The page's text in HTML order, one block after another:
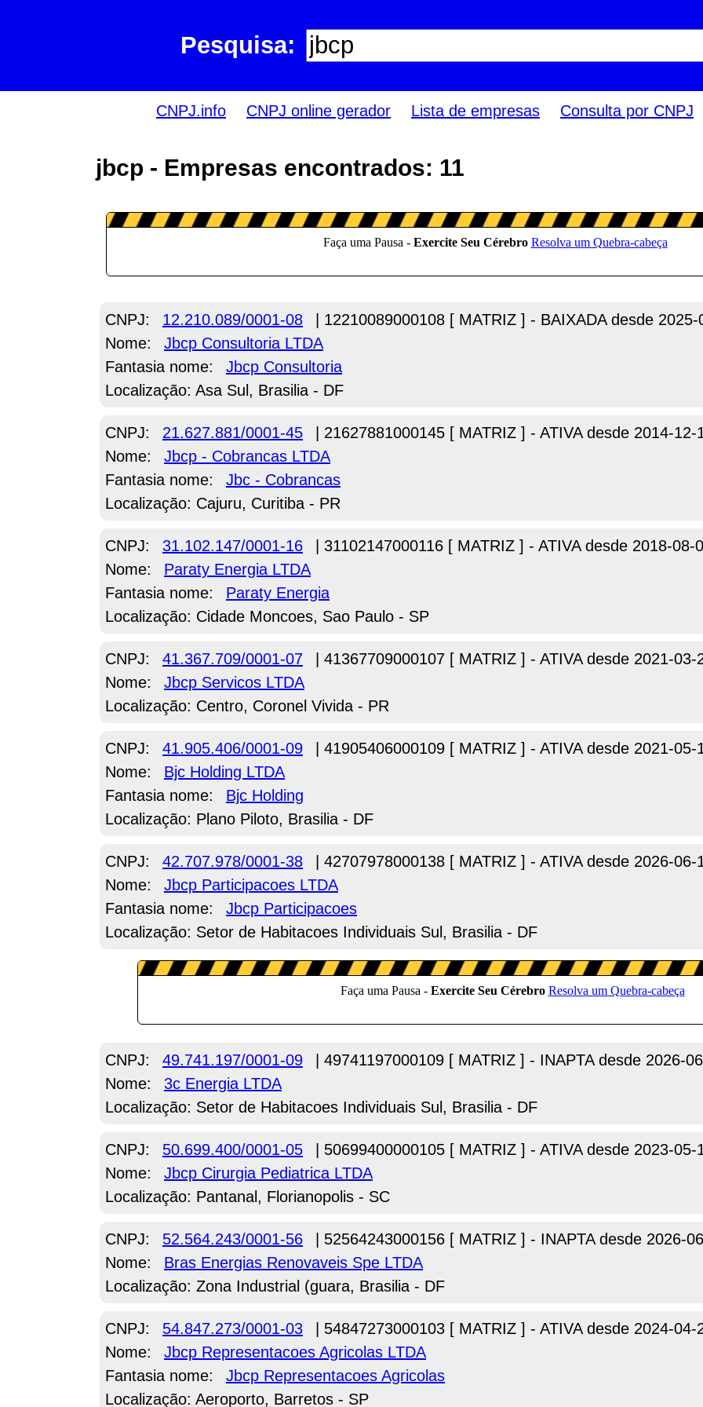
Pesquisa:
CNPJ.info CNPJ online gerador Lista de empresas Consulta por CNPJ
jbcp - Empresas encontrados: 11
CNPJ: 12.210.089/0001-08
| 12210089000108 [ MATRIZ ] - BAIXADA desde 2025-
Nome:
Jbcp Consultoria LTDA
Fantasia nome:
Jbcp Consultoria
Localização: Asa Sul, Brasilia - DF
CNPJ: 21.627.881/0001-45
| 21627881000145 [ MATRIZ ] - ATIVA desde 2014-12-
Nome:
Jbcp - Cobrancas LTDA
Fantasia nome:
Jbc - Cobrancas
Localização: Cajuru, Curitiba - PR
CNPJ: 31.102.147/0001-16
| 31102147000116 [ MATRIZ ] - ATIVA desde 2018-08-
Nome:
Paraty Energia LTDA
Fantasia nome:
Paraty Energia
Localização: Cidade Moncoes, Sao Paulo - SP
CNPJ: 41.367.709/0001-07
| 41367709000107 [ MATRIZ ] - ATIVA desde 2021-03-
Nome:
Jbcp Servicos LTDA
Localização: Centro, Coronel Vivida - PR
CNPJ: 41.905.406/0001-09
| 41905406000109 [ MATRIZ ] - ATIVA desde 2021-05-
Nome:
Bjc Holding LTDA
Fantasia nome:
Bjc Holding
Localização: Plano Piloto, Brasilia - DF
CNPJ: 42.707.978/0001-38
| 42707978000138 [ MATRIZ ] - ATIVA desde 2026-06-
Nome:
Jbcp Participacoes LTDA
Fantasia nome:
Jbcp Participacoes
Localização: Setor de Habitacoes Individuais Sul, Brasilia - DF
CNPJ: 49.741.197/0001-09
| 49741197000109 [ MATRIZ ] - INAPTA desde 2026-
Nome:
3c Energia LTDA
Localização: Setor de Habitacoes Individuais Sul, Brasilia - DF
CNPJ: 50.699.400/0001-05
| 50699400000105 [ MATRIZ ] - ATIVA desde 2023-05-
Nome:
Jbcp Cirurgia Pediatrica LTDA
Localização: Pantanal, Florianopolis - SC
CNPJ: 52.564.243/0001-56
| 52564243000156 [ MATRIZ ] - INAPTA desde 2026-
Nome:
Bras Energias Renovaveis Spe LTDA
Localização: Zona Industrial (guara, Brasilia - DF
CNPJ: 54.847.273/0001-03
| 54847273000103 [ MATRIZ ] - ATIVA desde 2024-04-
Nome:
Jbcp Representacoes Agricolas LTDA
Fantasia nome:
Jbcp Representacoes Agricolas
Localização: Aeroporto, Barretos - SP